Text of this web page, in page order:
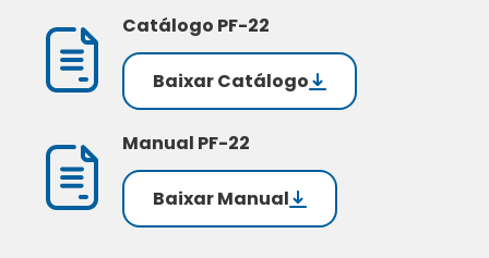
Catálogo PF-22
Baixar Catálogo
Manual PF-22
Baixar Manual